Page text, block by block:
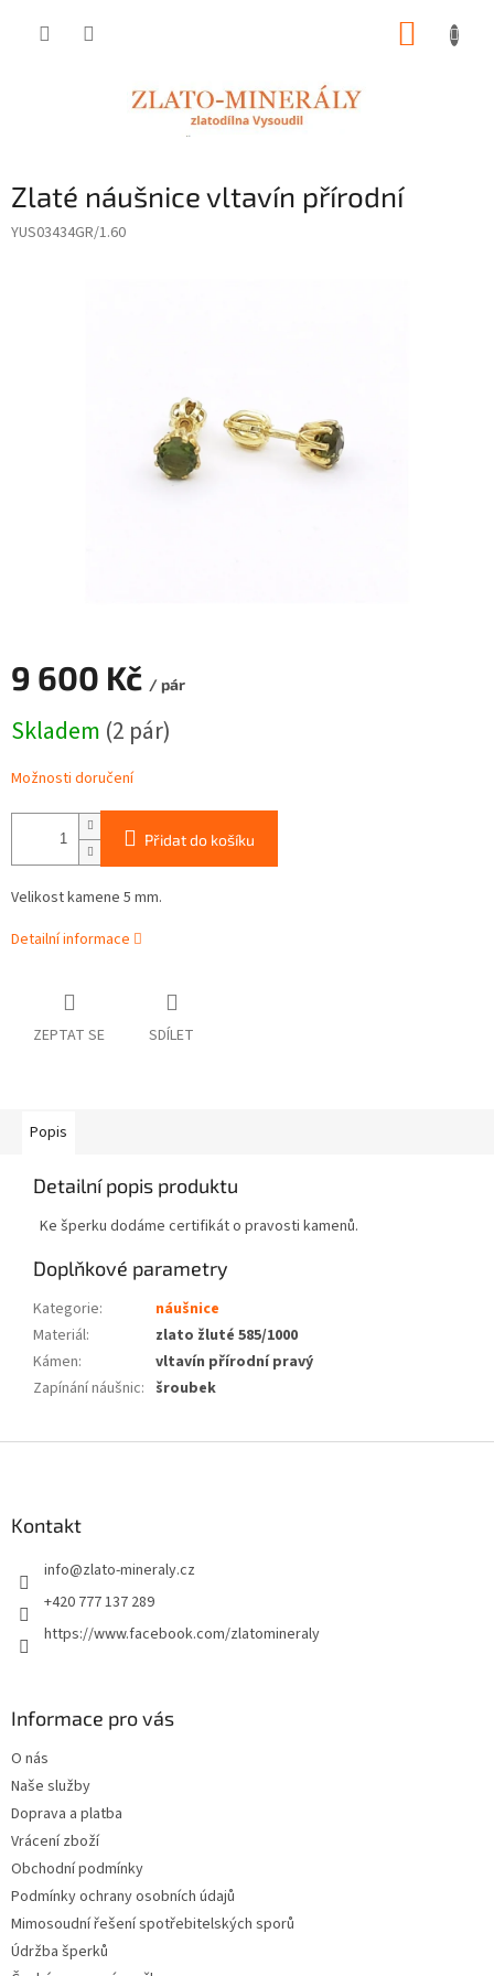
Zlaté náušnice vltavín přírodní
YUS03434GR/1.60
9 600 Kč / pár
cena:
Skladem (2 pár)
Možnosti doručení
Přidat do košíku
Velikost kamene 5 mm.
Detailní informace
ZEPTAT SE SDÍLET
Popis
Detailní popis produktu
Ke šperku dodáme certifikát o pravosti kamenů.
Doplňkové parametry
Kategorie:
náušnice
Materiál:
zlato žluté 585/1000
Kámen:
vltavín přírodní pravý
Zapínání náušnic: šroubek
Kontakt
info@zlato-mineraly.cz
+420 777 137 289
https://www.facebook.com/zlatomineraly
Informace pro vás
O nás
Naše služby
Doprava a platba
Vrácení zboží
Obchodní podmínky
Podmínky ochrany osobních údajů
Mimosoudní řešení spotřebitelských sporů
Údržba šperků